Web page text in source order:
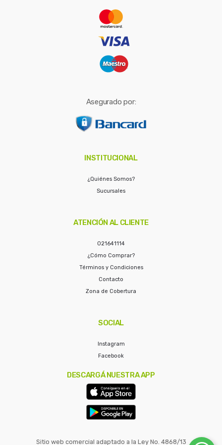
Asegurado por:
INSTITUCIONAL
¿Quiénes Somos?
Sucursales
ATENCIÓN AL CLIENTE
021641114
¿Cómo Comprar?
Términos y Condiciones
Contacto
Zona de Cobertura
SOCIAL
Instagram
Facebook
DESCARGÁ NUESTRA APP
Sitio web comercial adaptado a la Ley No. 4868/13